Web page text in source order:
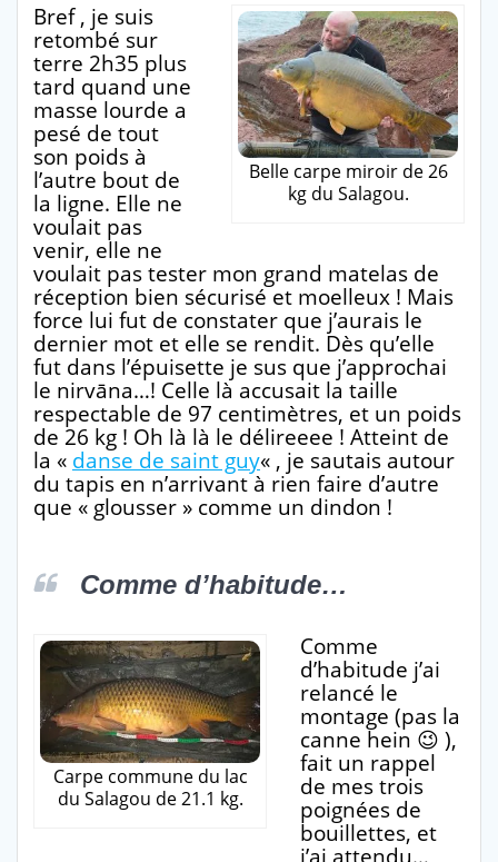
Belle carpe miroir de 26
kg du Salagou.
Bref , je suis
retombé sur
terre 2h35 plus
tard quand une
masse lourde a
pesé de tout
son poids à
l’autre bout de
la ligne. Elle ne
voulait pas
venir, elle ne
voulait pas tester mon grand matelas de
réception bien sécurisé et moelleux ! Mais
force lui fut de constater que j’aurais le
dernier mot et elle se rendit. Dès qu’elle
fut dans l’épuisette je sus que j’approchai
le nirvāna…! Celle là accusait la taille
respectable de 97 centimètres, et un poids
de 26 kg ! Oh là là le délireeee ! Atteint de
la « danse de saint guy« , je sautais autour
du tapis en n’arrivant à rien faire d’autre
que « glousser » comme un dindon !
Comme d’habitude…
Carpe commune du lac
du Salagou de 21.1 kg.
Comme
d’habitude j’ai
relancé le
montage (pas la
canne hein 😉 ),
fait un rappel
de mes trois
poignées de
bouillettes, et
j’ai attendu…